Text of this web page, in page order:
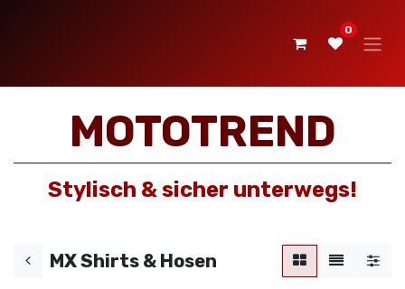
0
MOTOTREND
Stylisch & sicher unterwegs!
MX Shirts & Hosen